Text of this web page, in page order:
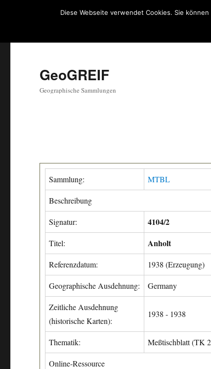
GeoGREIF
Geographische Sammlungen
Sammlung: MTBL
Beschreibung
Signatur: 4104/2
Titel: Anholt
Referenzdatum: 1938 (Erzeugung)
Geographische Ausdehnung: Germany
Zeitliche Ausdehnung
(historische Karten):
1938 - 1938
Thematik: Meßtischblatt (TK
Online-Ressource
Diese Webseite verwendet Cookies. Sie